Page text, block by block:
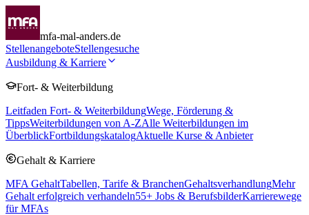
mfa-mal-anders.de
StellenangeboteStellengesuche
Ausbildung & Karriere
Fort- & Weiterbildung
Leitfaden Fort- & WeiterbildungWege, Förderung &
TippsWeiterbildungen von A-ZAlle Weiterbildungen im
ÜberblickFortbildungskatalogAktuelle Kurse & Anbieter
Gehalt & Karriere
MFA GehaltTabellen, Tarife & BranchenGehaltsverhandlungMehr
Gehalt erfolgreich verhandeln55+ Jobs & BerufsbilderKarrierewege
für MFAs